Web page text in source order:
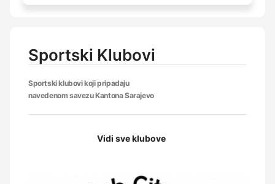
Sportski Klubovi
Sportski klubovi koji pripadaju
navedenom savezu Kantona Sarajevo
Vidi sve klubove